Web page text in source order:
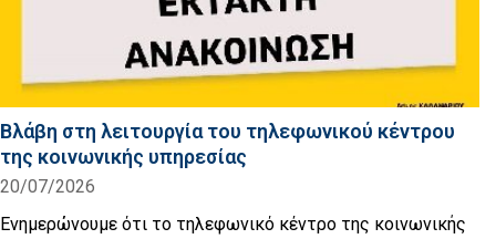
Βλάβη στη λειτουργία του τηλεφωνικού κέντρου
της κοινωνικής υπηρεσίας
20/07/2026
Ενημερώνουμε ότι το τηλεφωνικό κέντρο της κοινωνικής